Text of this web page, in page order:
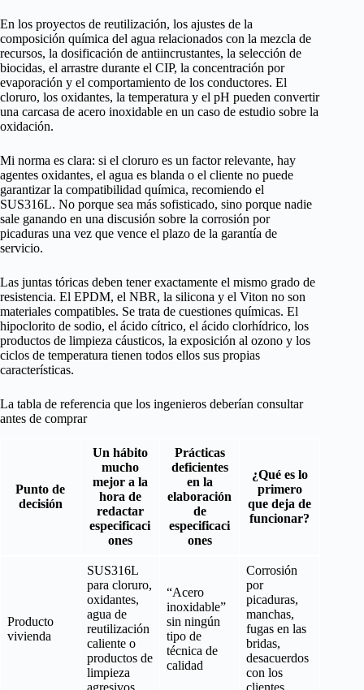
En los proyectos de reutilización, los ajustes de la
composición química del agua relacionados con la mezcla de
recursos, la dosificación de antiincrustantes, la selección de
biocidas, el arrastre durante el CIP, la concentración por
evaporación y el comportamiento de los conductores. El
cloruro, los oxidantes, la temperatura y el pH pueden convertir
una carcasa de acero inoxidable en un caso de estudio sobre la
oxidación.
Mi norma es clara: si el cloruro es un factor relevante, hay
agentes oxidantes, el agua es blanda o el cliente no puede
garantizar la compatibilidad química, recomiendo el
SUS316L. No porque sea más sofisticado, sino porque nadie
sale ganando en una discusión sobre la corrosión por
picaduras una vez que vence el plazo de la garantía de
servicio.
Las juntas tóricas deben tener exactamente el mismo grado de
resistencia. El EPDM, el NBR, la silicona y el Viton no son
materiales compatibles. Se trata de cuestiones químicas. El
hipoclorito de sodio, el ácido cítrico, el ácido clorhídrico, los
productos de limpieza cáusticos, la exposición al ozono y los
ciclos de temperatura tienen todos ellos sus propias
características.
La tabla de referencia que los ingenieros deberían consultar
antes de comprar
Punto de
decisión
Un hábito
mucho
mejor a la
hora de
redactar
especificaci
ones
Prácticas
deficientes
en la
elaboración
de
especificaci
ones
¿Qué es lo
primero
que deja de
funcionar?
Producto
vivienda
SUS316L
para cloruro,
oxidantes,
agua de
reutilización
caliente o
productos de
limpieza
“Acero
inoxidable”
sin ningún
tipo de
técnica de
calidad
Corrosión
por
picaduras,
manchas,
fugas en las
bridas,
desacuerdos
con los